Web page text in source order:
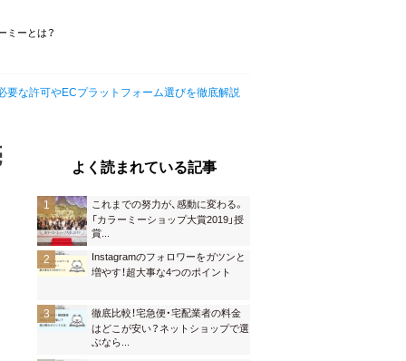
ミーとは？
要な許可やECプラットフォーム選びを徹底解説
よく読まれている記事
これまでの努力が、感動に変わる。
「カラーミーショップ大賞2019」授
賞
Instagramのフォロワーをガツンと
増やす！超大事な4つのポイント
徹底比較！宅急便・宅配業者の料金
はどこが安い？ネットショップで選
ぶなら